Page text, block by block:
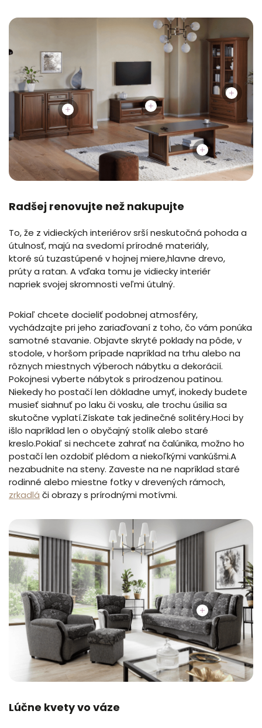
Radšej renovujte než nakupujte
To, že z vidieckých interiérov srší neskutočná pohoda a
útulnosť, majú na svedomí prírodné materiály,
ktoré sú tuzastúpené v hojnej miere,hlavne drevo,
prúty a ratan. A vďaka tomu je vidiecky interiér
napriek svojej skromnosti veľmi útulný.
Pokiaľ chcete docieliť podobnej atmosféry,
vychádzajte pri jeho zariaďovaní z toho, čo vám ponúka
samotné stavanie. Objavte skryté poklady na pôde, v
stodole, v horšom prípade napríklad na trhu alebo na
rôznych miestnych výberoch nábytku a dekorácií.
Pokojnesi vyberte nábytok s prirodzenou patinou.
Niekedy ho postačí len dôkladne umyť, inokedy budete
musieť siahnuť po laku či vosku, ale trochu úsilia sa
skutočne vyplatí.Získate tak jedinečné solitéry.Hoci by
išlo napríklad len o obyčajný stolík alebo staré
kreslo.Pokiaľ si nechcete zahrať na čalúnika, možno ho
postačí len ozdobiť plédom a niekoľkými vankúšmi.A
nezabudnite na steny. Zaveste na ne napríklad staré
rodinné alebo miestne fotky v drevených rámoch,
zrkadlá či obrazy s prírodnými motívmi.
Lúčne kvety vo váze